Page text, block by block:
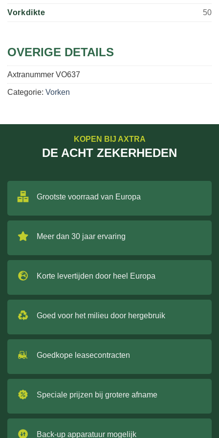
Vorkdikte 50
OVERIGE DETAILS
Axtranummer VO637
Categorie: Vorken
KOPEN BIJ AXTRA
DE ACHT ZEKERHEDEN
Grootste voorraad van Europa
Meer dan 30 jaar ervaring
Korte levertijden door heel Europa
Goed voor het milieu door hergebruik
Goedkope leasecontracten
Speciale prijzen bij grotere afname
Back-up apparatuur mogelijk